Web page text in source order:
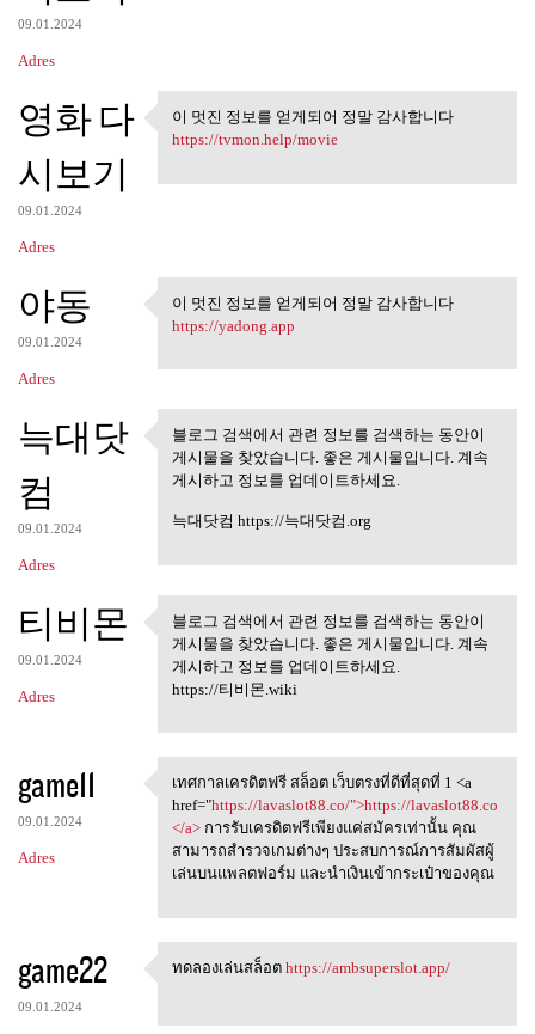
09.01.2024
Adres
영화 다
시보기
09.01.2024
Adres
이 멋진 정보를 얻게되어 정말 감
이 멋진 정보를 얻게되어 정말 감사합니다
https://tvmon.help/movie
야동
09.01.2024
Adres
이 멋진 정보를 얻게되어 정말 감
이 멋진 정보를 얻게되어 정말 감사합니다
https://yadong.app
늑대닷
컴
09.01.2024
Adres
블로그 검색에서 관련 정보를 검
색하는 동안이 게시물을
블로그 검색에서 관련 정보를 검색하는 동안이
게시물을 찾았습니다. 좋은 게시물입니다. 계속
게시하고 정보를 업데이트하세요.
늑대닷컴 https://늑대닷컴.org
티비몬
09.01.2024
Adres
블로그 검색에서 관련 정보를 검
색하는 동안이 게시물을
블로그 검색에서 관련 정보를 검색하는 동안이
게시물을 찾았습니다. 좋은 게시물입니다. 계속
게시하고 정보를 업데이트하세요.
https://티비몬.wiki
game11
09.01.2024
Adres
เทศกาลเครดิตฟรี สล็อต
เทศกาลเครดิตฟรี สล็อต เว็บตรงที่ดีที่สุดที่ 1 <a
href="https://lavaslot88.co/">https://lavaslot88.co
</a>การรับเครดิตฟรีเพียงแค่สมัครเท่านั้น คุณ
สามารถสำรวจเกมต่างๆ ประสบการณ์การสัมผัสผู้
เล่นบนแพลตฟอร์ม และนำเงินเข้ากระเป๋าของคุณ
game22
09.01.2024
ทดลองเล่นสล็อต https:/
ทดลองเล่นสล็อต https://ambsuperslot.app/